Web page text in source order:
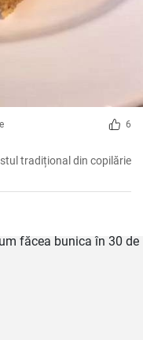
6
tradițional din copilărie